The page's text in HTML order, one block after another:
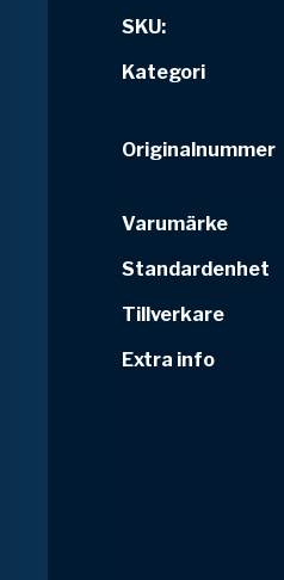
SKU:
Kategori
Originalnummer
Varumärke
Standardenhet
Tillverkare
Extra info